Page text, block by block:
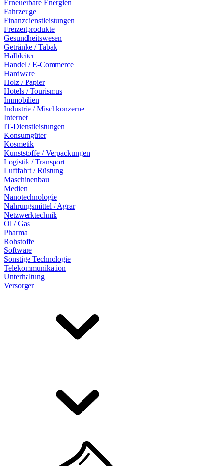
Erneuerbare Energien
Fahrzeuge
Finanzdienstleistungen
Freizeitprodukte
Gesundheitswesen
Getränke / Tabak
Halbleiter
Handel / E-Commerce
Hardware
Holz / Papier
Hotels / Tourismus
Immobilien
Industrie / Mischkonzerne
Internet
IT-Dienstleistungen
Konsumgüter
Kosmetik
Kunststoffe / Verpackungen
Logistik / Transport
Luftfahrt / Rüstung
Maschinenbau
Medien
Nanotechnologie
Nahrungsmittel / Agrar
Netzwerktechnik
Öl / Gas
Pharma
Rohstoffe
Software
Sonstige Technologie
Telekommunikation
Unterhaltung
Versorger